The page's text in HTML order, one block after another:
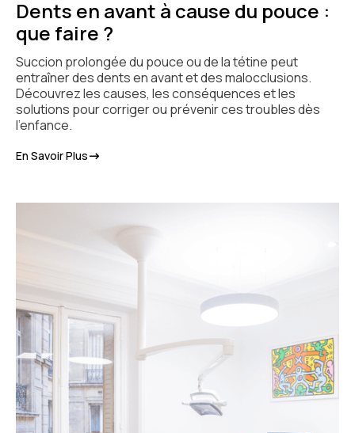
Dents en avant à cause du pouce :
que faire ?
Succion prolongée du pouce ou de la tétine peut
entraîner des dents en avant et des malocclusions.
Découvrez les causes, les conséquences et les
solutions pour corriger ou prévenir ces troubles dès
l’enfance.
En Savoir Plus